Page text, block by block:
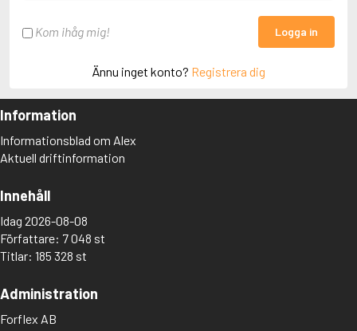
Kom ihåg mig! Logga in
Ännu inget konto? Registrera dig
Information
Informationsblad om Alex
Aktuell driftinformation
Innehåll
Idag 2026-08-08
Författare: 7 048 st
Titlar: 185 328 st
Administration
Forflex AB